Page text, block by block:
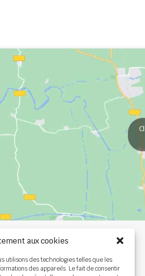
aux cookies
utilisons des technologies telles que les
des appareils. Le fait de consentir
+33 (0)2 99 00 84 84
info@burel-group.com